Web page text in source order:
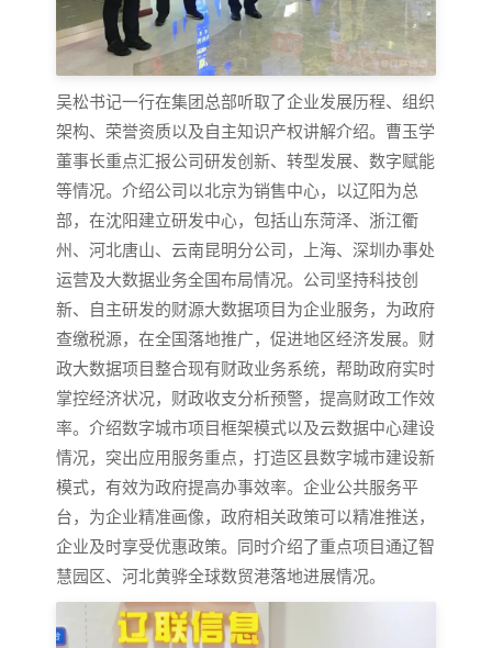
吴松书记一行在集团总部听取了企业发展历程、组织
架构、荣誉资质以及自主知识产权讲解介绍。曹玉学
董事长重点汇报公司研发创新、转型发展、数字赋能
等情况。介绍公司以北京为销售中心，以辽阳为总
部，在沈阳建立研发中心，包括山东菏泽、浙江衢
州、河北唐山、云南昆明分公司，上海、深圳办事处
运营及大数据业务全国布局情况。公司坚持科技创
新、自主研发的财源大数据项目为企业服务，为政府
查缴税源，在全国落地推广，促进地区经济发展。财
政大数据项目整合现有财政业务系统，帮助政府实时
掌控经济状况，财政收支分析预警，提高财政工作效
率。介绍数字城市项目框架模式以及云数据中心建设
情况，突出应用服务重点，打造区县数字城市建设新
模式，有效为政府提高办事效率。企业公共服务平
台，为企业精准画像，政府相关政策可以精准推送，
企业及时享受优惠政策。同时介绍了重点项目通辽智
慧园区、河北黄骅全球数贸港落地进展情况。